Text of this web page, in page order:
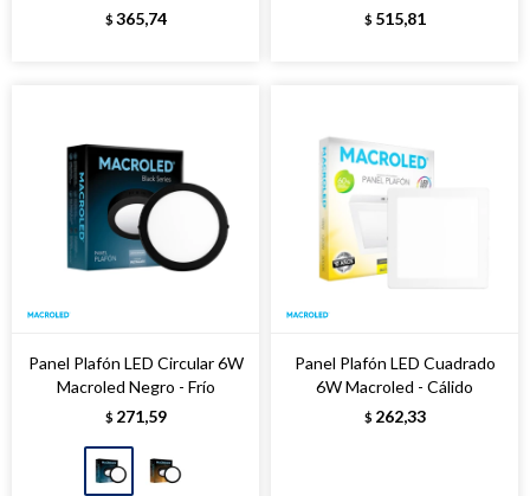
$ 365,74 $ 515,81
Panel Plafón LED Circular 6W
Macroled Negro - Frío
$ 271,59
Panel Plafón LED Cuadrado
6W Macroled - Cálido
$ 262,33